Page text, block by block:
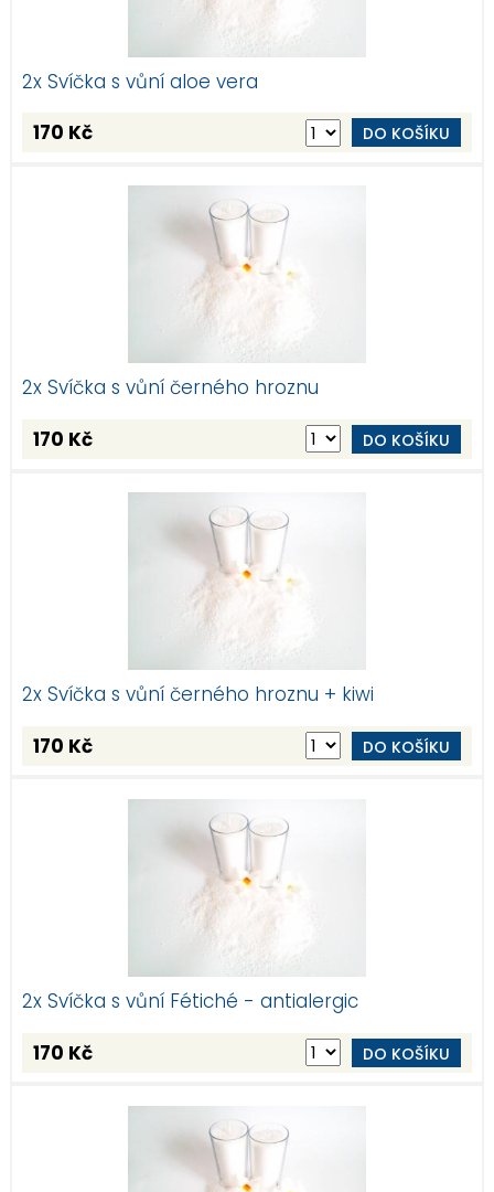
2x Svíčka s vůní aloe vera
170 Kč
DO KOŠÍKU
2x Svíčka s vůní černého hroznu
170 Kč
DO KOŠÍKU
2x Svíčka s vůní černého hroznu + kiwi
170 Kč
DO KOŠÍKU
2x Svíčka s vůní Fétiché - antialergic
170 Kč
DO KOŠÍKU